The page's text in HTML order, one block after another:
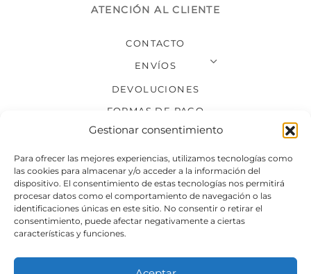
Gestionar consentimiento
Para ofrecer las mejores experiencias, utilizamos tecnologías como
las cookies para almacenar y/o acceder a la información del
dispositivo. El consentimiento de estas tecnologías nos permitirá
procesar datos como el comportamiento de navegación o las
identificaciones únicas en este sitio. No consentir o retirar el
consentimiento, puede afectar negativamente a ciertas
características y funciones.
ATENCIÓN AL CLIENTE
CONTACTO
ENVÍOS
DEVOLUCIONES
FORMAS DE PAGO
SÍGUENOS